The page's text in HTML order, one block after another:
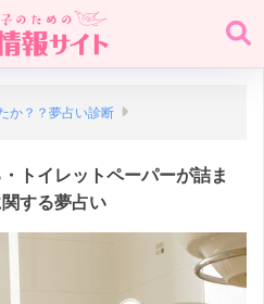
か？？夢占い診断
トイレットペーパーが詰ま
する夢占い